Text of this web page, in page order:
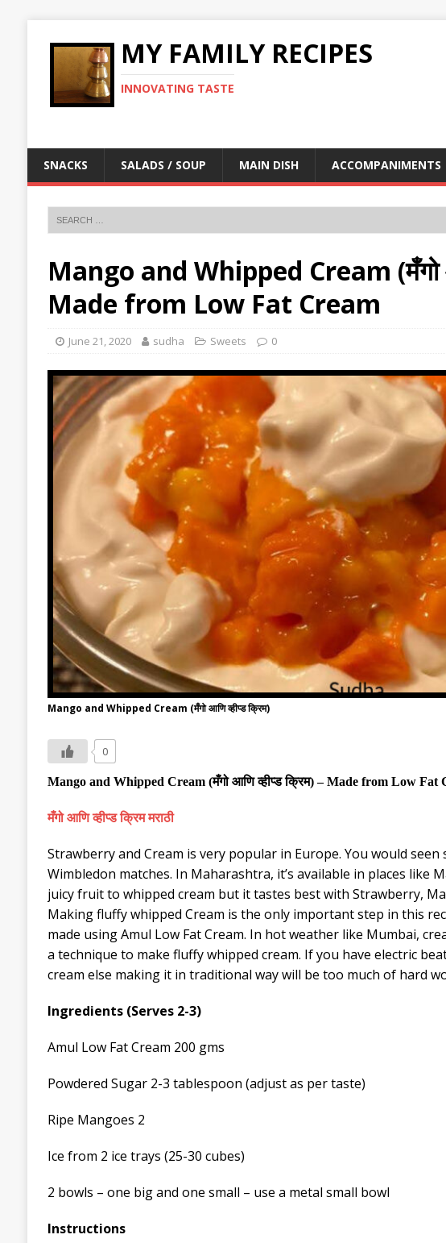
MY FAMILY RECIPES
INNOVATING TASTE
SNACKS SALADS / SOUP MAIN DISH ACCOMPANIMENTS
Mango and Whipped Cream (मँगो
Made from Low Fat Cream
June 21, 2020 sudha Sweets 0
Mango and Whipped Cream (मँगो आणि व्हीप्ड क्रिम)
0
Mango and Whipped Cream(मँगो आणिव्हीप्डक्रिम) –Made from Low Fat
मँगो आणि व्हीप्ड क्रिममराठी
Strawberry and Cream is very popular in Europe. You would
Wimbledon matches. In Maharashtra, it’s available in places like
juicy fruit to whipped cream but it tastes best with Strawberry,
Making fluffy whipped Cream is the only important step in this
made using Amul Low Fat Cream. In hot weather like Mumbai,
a technique to make fluffy whipped cream. If you have electric
cream else making it in traditional way will be too much of hard
Ingredients (Serves 2-3)
Amul Low Fat Cream 200 gms
Powdered Sugar 2-3 tablespoon (adjust as per taste)
Ripe Mangoes 2
Ice from 2 ice trays (25-30 cubes)
2 bowls – one big and one small – use a metal small bowl
Instructions